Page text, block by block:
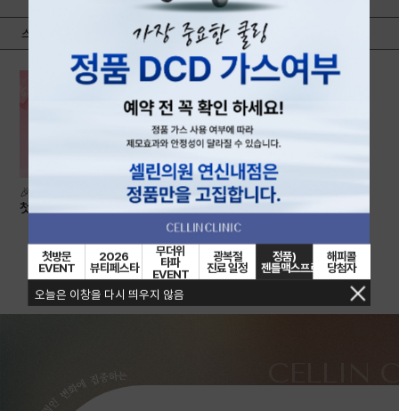
스킨케어｜항노화주사 제모
🎉첫방문 이벤트🎉
첫방문 EVENT
9,900
첫방문
EVENT
2026
뷰티페스타
무더위
타파
EVENT
광복절
진료 일정
정품)
젠틀맥스프로플러스
해피콜
당첨자
오늘은 이창을 다시 띄우지 않음